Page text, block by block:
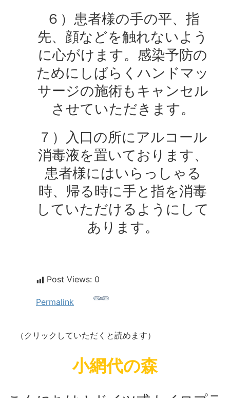
６）患者様の手の平、指
先、顔などを触れないよう
に心がけます。感染予防の
ためにしばらくハンドマッ
サージの施術もキャンセル
させていただきます。
７）入口の所にアルコール
消毒液を置いております、
患者様にはいらっしゃる
時、帰る時に手と指を消毒
していただけるようにして
あります。
Post Views: 0
Permalink
（クリックしていただくと読めます）
小網代の森